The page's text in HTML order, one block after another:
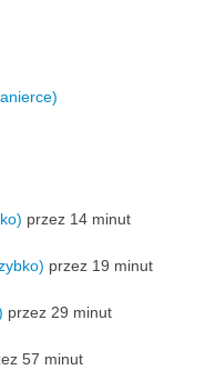
przez 14 minut
przez 19 minut
przez 29 minut
57 minut